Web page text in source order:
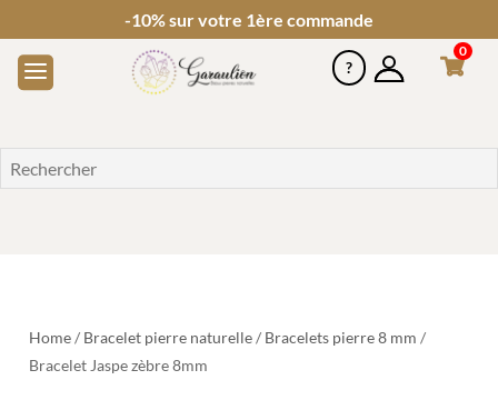
-10% sur votre 1ère commande
0
Home/ Bracelet pierre naturelle/ Bracelets pierre 8 mm /
Bracelet Jaspe zèbre 8mm